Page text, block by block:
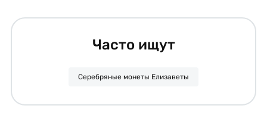
Часто ищут
Серебряные монеты Елизаветы